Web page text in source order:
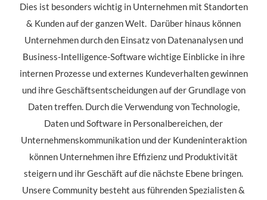
Dies ist besonders wichtig in Unternehmen mit Standorten
& Kunden auf der ganzen Welt. Darüber hinaus können
Unternehmen durch den Einsatz von Datenanalysen und
Business-Intelligence-Software wichtige Einblicke in ihre
internen Prozesse und externes Kundeverhalten gewinnen
und ihre Geschäftsentscheidungen auf der Grundlage von
Daten treffen. Durch die Verwendung von Technologie,
Daten und Software in Personalbereichen, der
Unternehmenskommunikation und der Kundeninteraktion
können Unternehmen ihre Effizienz und Produktivität
steigern und ihr Geschäft auf die nächste Ebene bringen.
Unsere Community besteht aus führenden Spezialisten &